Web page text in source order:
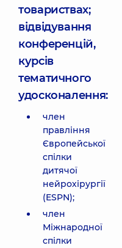
товариствах;
відвідування
конференцій,
курсів
тематичного
удосконалення:
член
правління
Європейської
спілки
дитячої
нейрохірургії
(ESPN);
член
Міжнародної
спілки